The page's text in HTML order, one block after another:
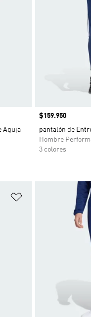
Aguja
Precio
$159.950
pantalón de
Hombre
3 colores
Añadir a la lista de